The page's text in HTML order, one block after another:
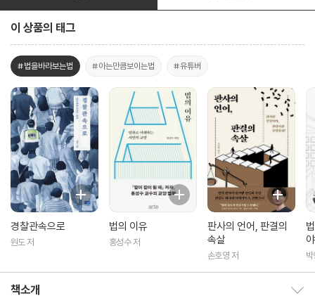
이 상품의 태그
#법을바라보는법 #아는만큼보이는법 #유튜버
경찰관속으로
원도 저
법의 이유
홍성수 저
판사의 언어, 판결의
속살
손호영 저
책소개